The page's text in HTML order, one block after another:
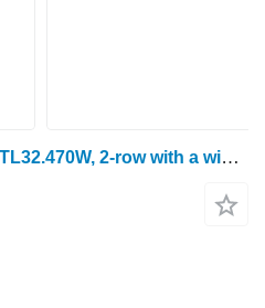
Roller chopper Shredder TL32.470W, 2-row with a width of 3,2M